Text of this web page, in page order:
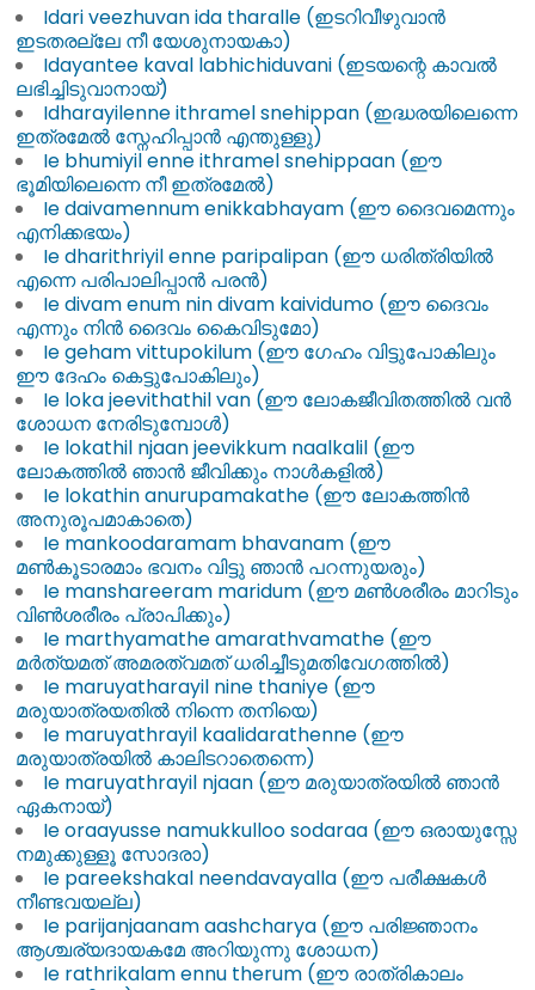
V
I
E
W
B
i
b
l
e
a
n
d
S
o
n
g
P
r
e
s
e
n
t
a
t
i
o
n
S
o
f
Idari veezhuvan ida tharalle (ഇടറിവീഴുവാൻ
ഇടതരല്ലേ നീ യേശുനായകാ)
Idayantee kaval labhichiduvani (ഇടയന്റെ കാവൽ
ലഭിച്ചിടുവാനായ്)
Idharayilenne ithramel snehippan (ഇദ്ധരയിലെന്നെ
ഇത്രമേൽ സ്നേഹിപ്പാൻ എന്തുള്ളു)
Ie bhumiyil enne ithramel snehippaan (ഈ
ഭൂമിയിലെന്നെ നീ ഇത്രമേൽ)
Ie daivamennum enikkabhayam (ഈ ദൈവമെന്നും
എനിക്കഭയം)
Ie dharithriyil enne paripalipan (ഈ ധരിത്രിയിൽ
എന്നെ പരിപാലിപ്പാൻ പരൻ)
Ie divam enum nin divam kaividumo (ഈ ദൈവം
എന്നും നിൻ ദൈവം കൈവിടുമോ)
Ie geham vittupokilum (ഈ ഗേഹം വിട്ടുപോകിലും
ഈ ദേഹം കെട്ടുപോകിലും)
Ie loka jeevithathil van (ഈ ലോകജീവിതത്തിൽ വൻ
ശോധന നേരിടുമ്പോൾ)
Ie lokathil njaan jeevikkum naalkalil (ഈ
ലോകത്തിൽ ഞാൻ ജീവിക്കും നാൾകളിൽ)
Ie lokathin anurupamakathe (ഈ ലോകത്തിൻ
അനുരൂപമാകാതെ)
Ie mankoodaramam bhavanam (ഈ
മൺകൂടാരമാം ഭവനം വിട്ടു ഞാൻ പറന്നുയരും)
Ie manshareeram maridum (ഈ മൺശരീരം മാറിടും
വിൺശരീരം പ്രാപിക്കും)
Ie marthyamathe amarathvamathe (ഈ
മർത്യമത്‌ അമരത്വമത്‌ ധരിച്ചീടുമതിവേഗത്തിൽ)
Ie maruyatharayil nine thaniye (ഈ
മരുയാത്രയതിൽ നിന്നെ തനിയെ)
Ie maruyathrayil kaalidarathenne (ഈ
മരുയാത്രയിൽ കാലിടറാതെന്നെ)
Ie maruyathrayil njaan (ഈ മരുയാത്രയിൽ ഞാൻ
ഏകനായ്)
Ie oraayusse namukkulloo sodaraa (ഈ ഒരായുസ്സേ
നമുക്കുള്ളൂ സോദരാ)
Ie pareekshakal neendavayalla (ഈ പരീക്ഷകൾ
നീണ്ടവയല്ല)
Ie parijanjaanam aashcharya (ഈ പരിജ്ഞാനം
ആശ്ചര്യദായകമേ അറിയുന്നു ശോധന)
Ie rathrikalam ennu therum (ഈ രാത്രികാലം